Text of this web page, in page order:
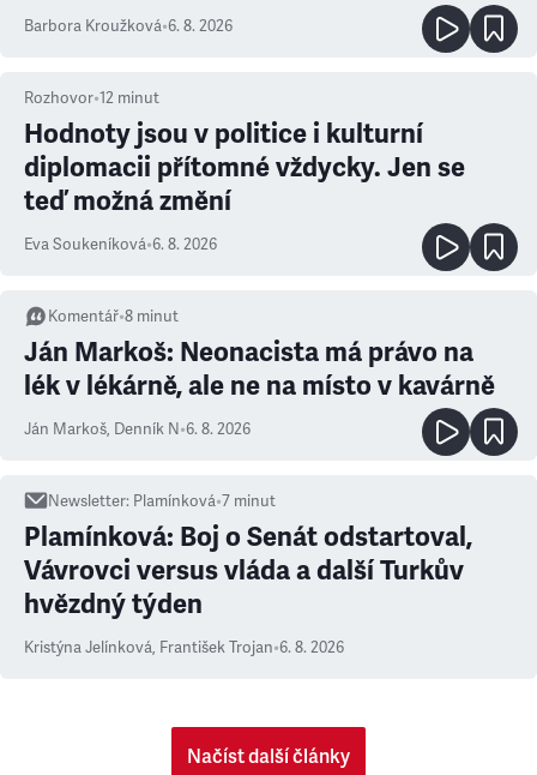
Barbora Kroužková•6. 8. 2026
Rozhovor•12 minut
Hodnoty jsou v politice i kulturní
diplomacii přítomné vždycky. Jen se
teď možná změní
Eva Soukeníková•6. 8. 2026
Komentář•8 minut
Ján Markoš: Neonacista má právo na
lék v lékárně, ale ne na místo v kavárně
Ján Markoš, Denník N•6. 8. 2026
Newsletter: Plamínková•7 minut
Plamínková: Boj o Senát odstartoval,
Vávrovci versus vláda a další Turkův
hvězdný týden
Kristýna Jelínková, František Trojan•6. 8. 2026
Načíst další články